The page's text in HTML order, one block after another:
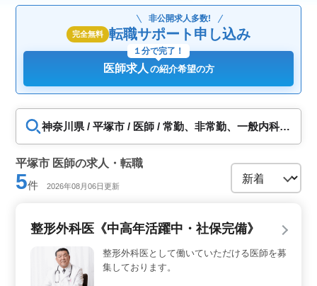
完全無料
非公開求人多数!
転職サポート申し込み
医師求人 の紹介希望の方
１分で完了！
神奈川県 / 平塚市 / 医師 / 常勤、非常勤、一般内科、
臓外科、呼吸器外科、脳神経外科、形成外科、美容
外科、整形外科、リハビリテーション科、小児科、
婦人科、産婦人科、精神科、眼科、耳鼻科、皮膚
科、泌尿器科、放射線科、人工透析、麻酔科、歯科
医師、福祉施設、人間ドック・健診、訪問診療・往
平塚市 医師の求人・転職
5件 2026年08月06日更新
整形外科医《中高年活躍中・社保完備》
整形外科医として働いていただける医師を募
集しております。